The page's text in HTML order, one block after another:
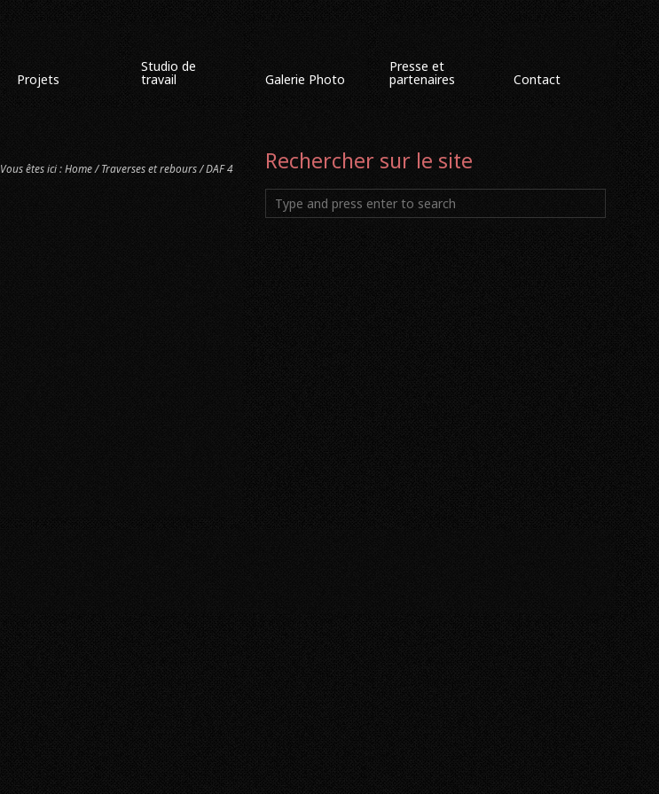
Projets
Studio de
travail Galerie Photo
Presse et
partenaires Contact
Vous êtes ici :Home/Traverses et rebours/ DAF 4 Rechercher sur le site